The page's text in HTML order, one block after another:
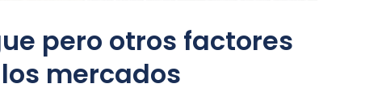
pero otros factores
mercados